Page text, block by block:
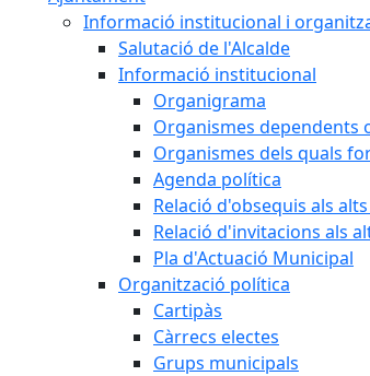
Informació institucional i
Salutació de l'Alcalde
Informació institucional
Organigrama
Organismes dependents
Organismes dels quals
Agenda política
Relació d'obsequis als
Relació d'invitacions als
Pla d'Actuació Municipal
Organització política
Cartipàs
Càrrecs electes
Grups municipals